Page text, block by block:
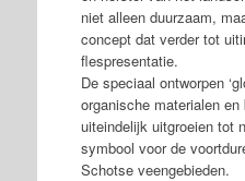
niet alleen duurzaam,
concept dat verder tot
flespresentatie.
De speciaal ontworpen
organische materialen
uiteindelijk uitgroeien tot
symbool voor de
Schotse veengebieden.